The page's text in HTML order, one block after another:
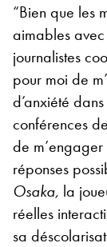
“Bien que les
aimables avec
journalistes
pour moi de
d’anxiété
conférences
de
réponses
Osaka, la
réelles
sa